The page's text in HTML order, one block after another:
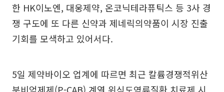
한 HK이노엔, 대웅제약, 온코닉테라퓨틱스 등 3사 경
쟁 구도에 또 다른 신약과 제네릭의약품이 시장 진출
기회를 모색하고 있어서다.
5일 제약바이오 업계에 따르면 최근 칼륨경쟁적위산
분비억제제(P-CAB) 계열 위식도역류질환 치료제 시